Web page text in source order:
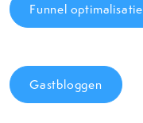
Funnel optimalisatie
Gastbloggen